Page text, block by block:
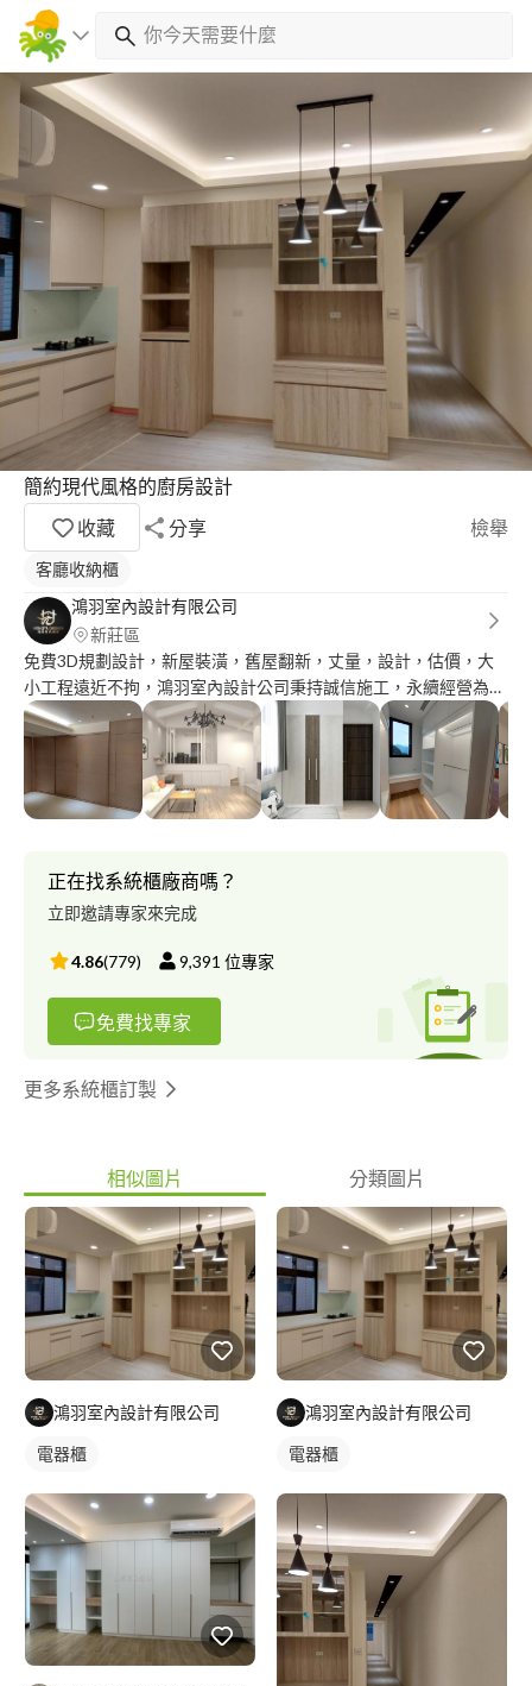
簡約現代風格的廚房設計
收藏
分享 檢舉
客廳收納櫃
鴻羽室內設計有限公司
新莊區
免費3D規劃設計，新屋裝潢，舊屋翻新，丈量，設計，估價，大
小工程遠近不拘，鴻羽室內設計公司秉持誠信施工，永續經營為宗
旨，所以所有工程均以先施工，經屋主驗收完成再付款。
正在找系統櫃廠商嗎？
立即邀請專家來完成
4.86(779) 9,391 位專家
免費找專家
更多系統櫃訂製
相似圖片 分類圖片
鴻羽室內設計有限公司
電器櫃
鴻羽室內設計有限公司
電器櫃